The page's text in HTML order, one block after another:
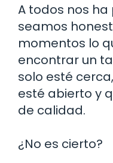
A todos nos
seamos
momentos lo
encontrar un
solo esté
esté abierto y
de calidad.
¿No es cierto?